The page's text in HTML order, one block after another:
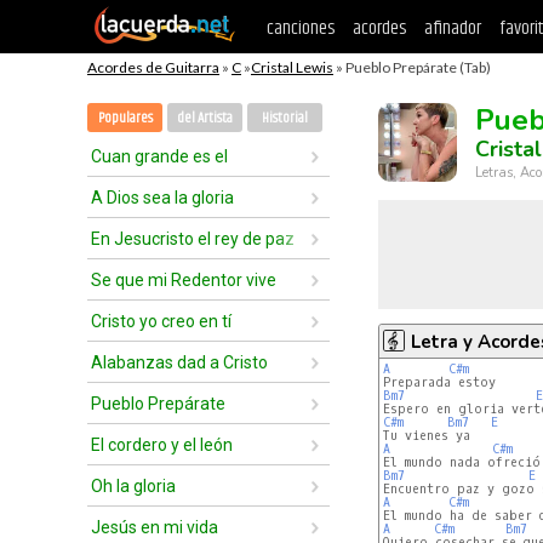
canciones acordes afinador
Acordes de Guitarra » C »Cristal Lewis » Pueblo Prepárate (Tab)
Populares del Artista Historial
Cuan grande es el
A Dios sea la gloria
En Jesucristo el rey de paz
Se que mi Redentor vive
Cristo yo creo en tí
Alabanzas dad a Cristo
Pueblo Prepárate
El cordero y el león
Oh la gloria
Jesús en mi vida
Letras,
Letra y
A
C#m
Bm7
E
C#m
Bm7
E
A
C#m
Bm7
E
A
C#m
A
C#m Bm7